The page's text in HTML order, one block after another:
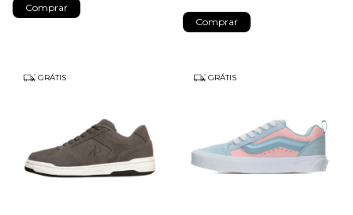
Comprar
Comprar
GRÁTIS GRÁTIS